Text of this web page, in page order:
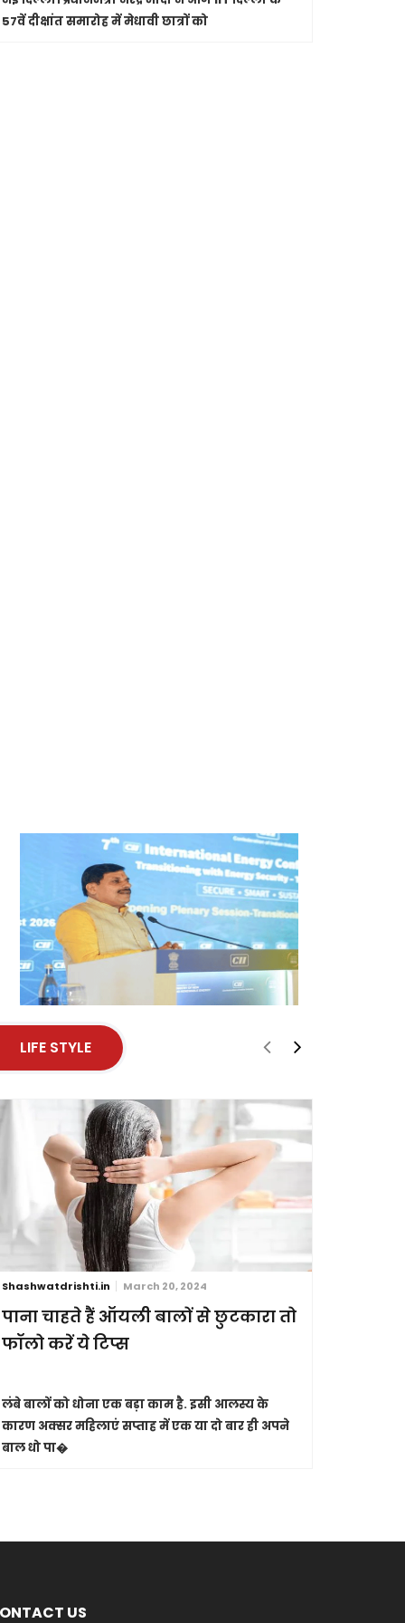
57वें दीक्षांत समारोह में मेधावी छात्रों को
LIFE STYLE
Shashwatdrishti.in March 20, 2024
पाना चाहते हैं ऑयली बालों से छुटकारा तो
फॉलो करें ये टिप्स
लंबे बालों को धोना एक बड़ा काम है. इसी आलस्य के
कारण अक्सर महिलाएं सप्ताह में एक या दो बार ही अपने
बाल धो पा�
US